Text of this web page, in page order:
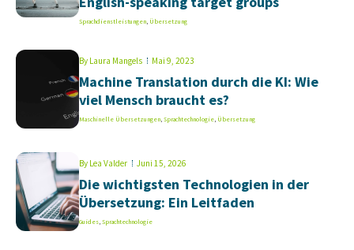
Sprachdienstleistungen, Übersetzung
By Laura Mangels Mai 9, 2023
Machine Translation durch die KI: Wie
viel Mensch braucht es?
Maschinelle Übersetzungen,Sprachtechnologie, Übersetzung
By Lea Valder Juni 15, 2026
Die wichtigsten Technologien in der
Übersetzung: Ein Leitfaden
Guides,Sprachtechnologie